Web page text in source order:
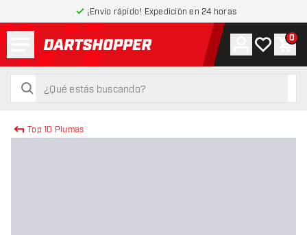
¡Envío rápido! Expedición en 24 horas
volver a la página de inicio
buscar
buscar
Cuenta
Mi lista de
0
Top 10 Plumas